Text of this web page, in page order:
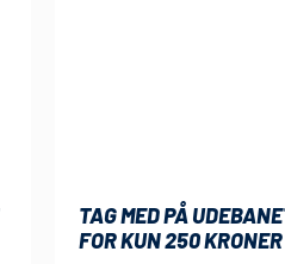
TAG MED PÅ
FOR KUN 250 KRONER